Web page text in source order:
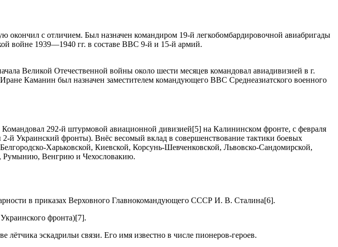
с отличием. Был назначен командиром 19-й легкобомбардировочной авиабригады
войне 1939—1940 гг. в составе ВВС 9-й и 15-й армий.
Великой Отечественной войны около шести месяцев командовал авиадивизией в г.
Каманин был назначен заместителем командующего ВВС Среднеазиатского военного
292-й штурмовой авиационной дивизией[5] на Калининском фронте, с февраля
й Украинский фронты). Внёс весомый вклад в совершенствование тактики боевых
Харьковской, Киевской, Корсунь-Шевченковской, Львовско-Сандомирской,
Румынию, Венгрию и Чехословакию.
в приказах Верховного Главнокомандующего СССР И. В. Сталина[6].
фронта)[7].
эскадрильи связи. Его имя известно в числе пионеров-героев.